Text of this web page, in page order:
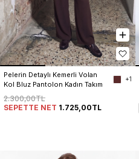
Pelerin Detaylı Kemerli Volan
Kol Bluz Pantolon Kadın Takım
+1
2.300,00TL
SEPETTE NET 1.725,00TL